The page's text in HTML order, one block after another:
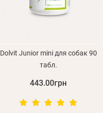
Dolvit Junior mini для собак 90
табл.
443.00грн